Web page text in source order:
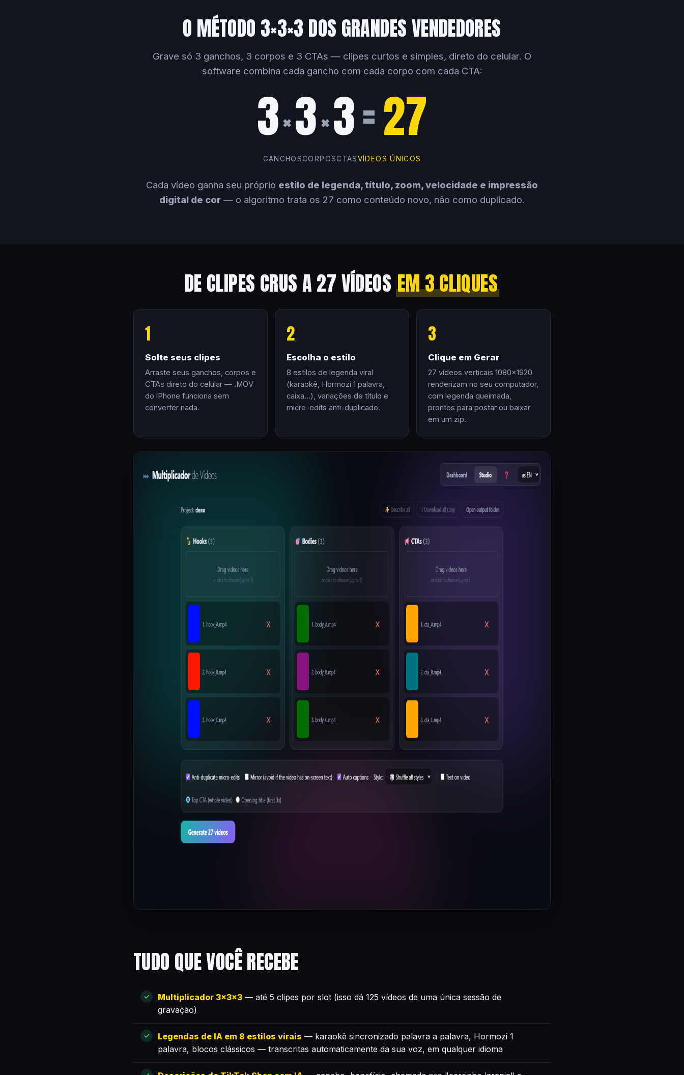
O MÉTODO 3×3×3 DOS GRANDES VENDEDORES
Grave só 3 ganchos, 3 corpos e 3 CTAs — clipes curtos e simples, direto do celular. O
software combina cada gancho com cada corpo com cada CTA:
3×3×3=27
GANCHOSCORPOSCTASVÍDEOS ÚNICOS
Cada vídeo ganha seu próprio estilo de legenda, título, zoom, velocidade e impressão
digital de cor — o algoritmo trata os 27 como conteúdo novo, não como duplicado.
DE CLIPES CRUS A 27 VÍDEOSEM 3 CLIQUES
1
Solte seus clipes
Arraste seus ganchos, corpos e
CTAs direto do celular — .MOV
do iPhone funciona sem
converter nada.
2
Escolha o estilo
8 estilos de legenda viral
(karaokê, Hormozi 1 palavra,
caixa…), variações de título e
micro-edits anti-duplicado.
3
Clique em Gerar
27 vídeos verticais 1080×1920
renderizam no seu computador,
com legenda queimada,
prontos para postar ou baixar
em um zip.
TUDO QUE VOCÊ RECEBE
Multiplicador 3×3×3 — até 5 clipes por slot (isso dá 125 vídeos de uma única sessão de
gravação)
Legendas de IA em 8 estilos virais — karaokê sincronizado palavra a palavra, Hormozi 1
palavra, blocos clássicos — transcritas automaticamente da sua voz, em qualquer idioma